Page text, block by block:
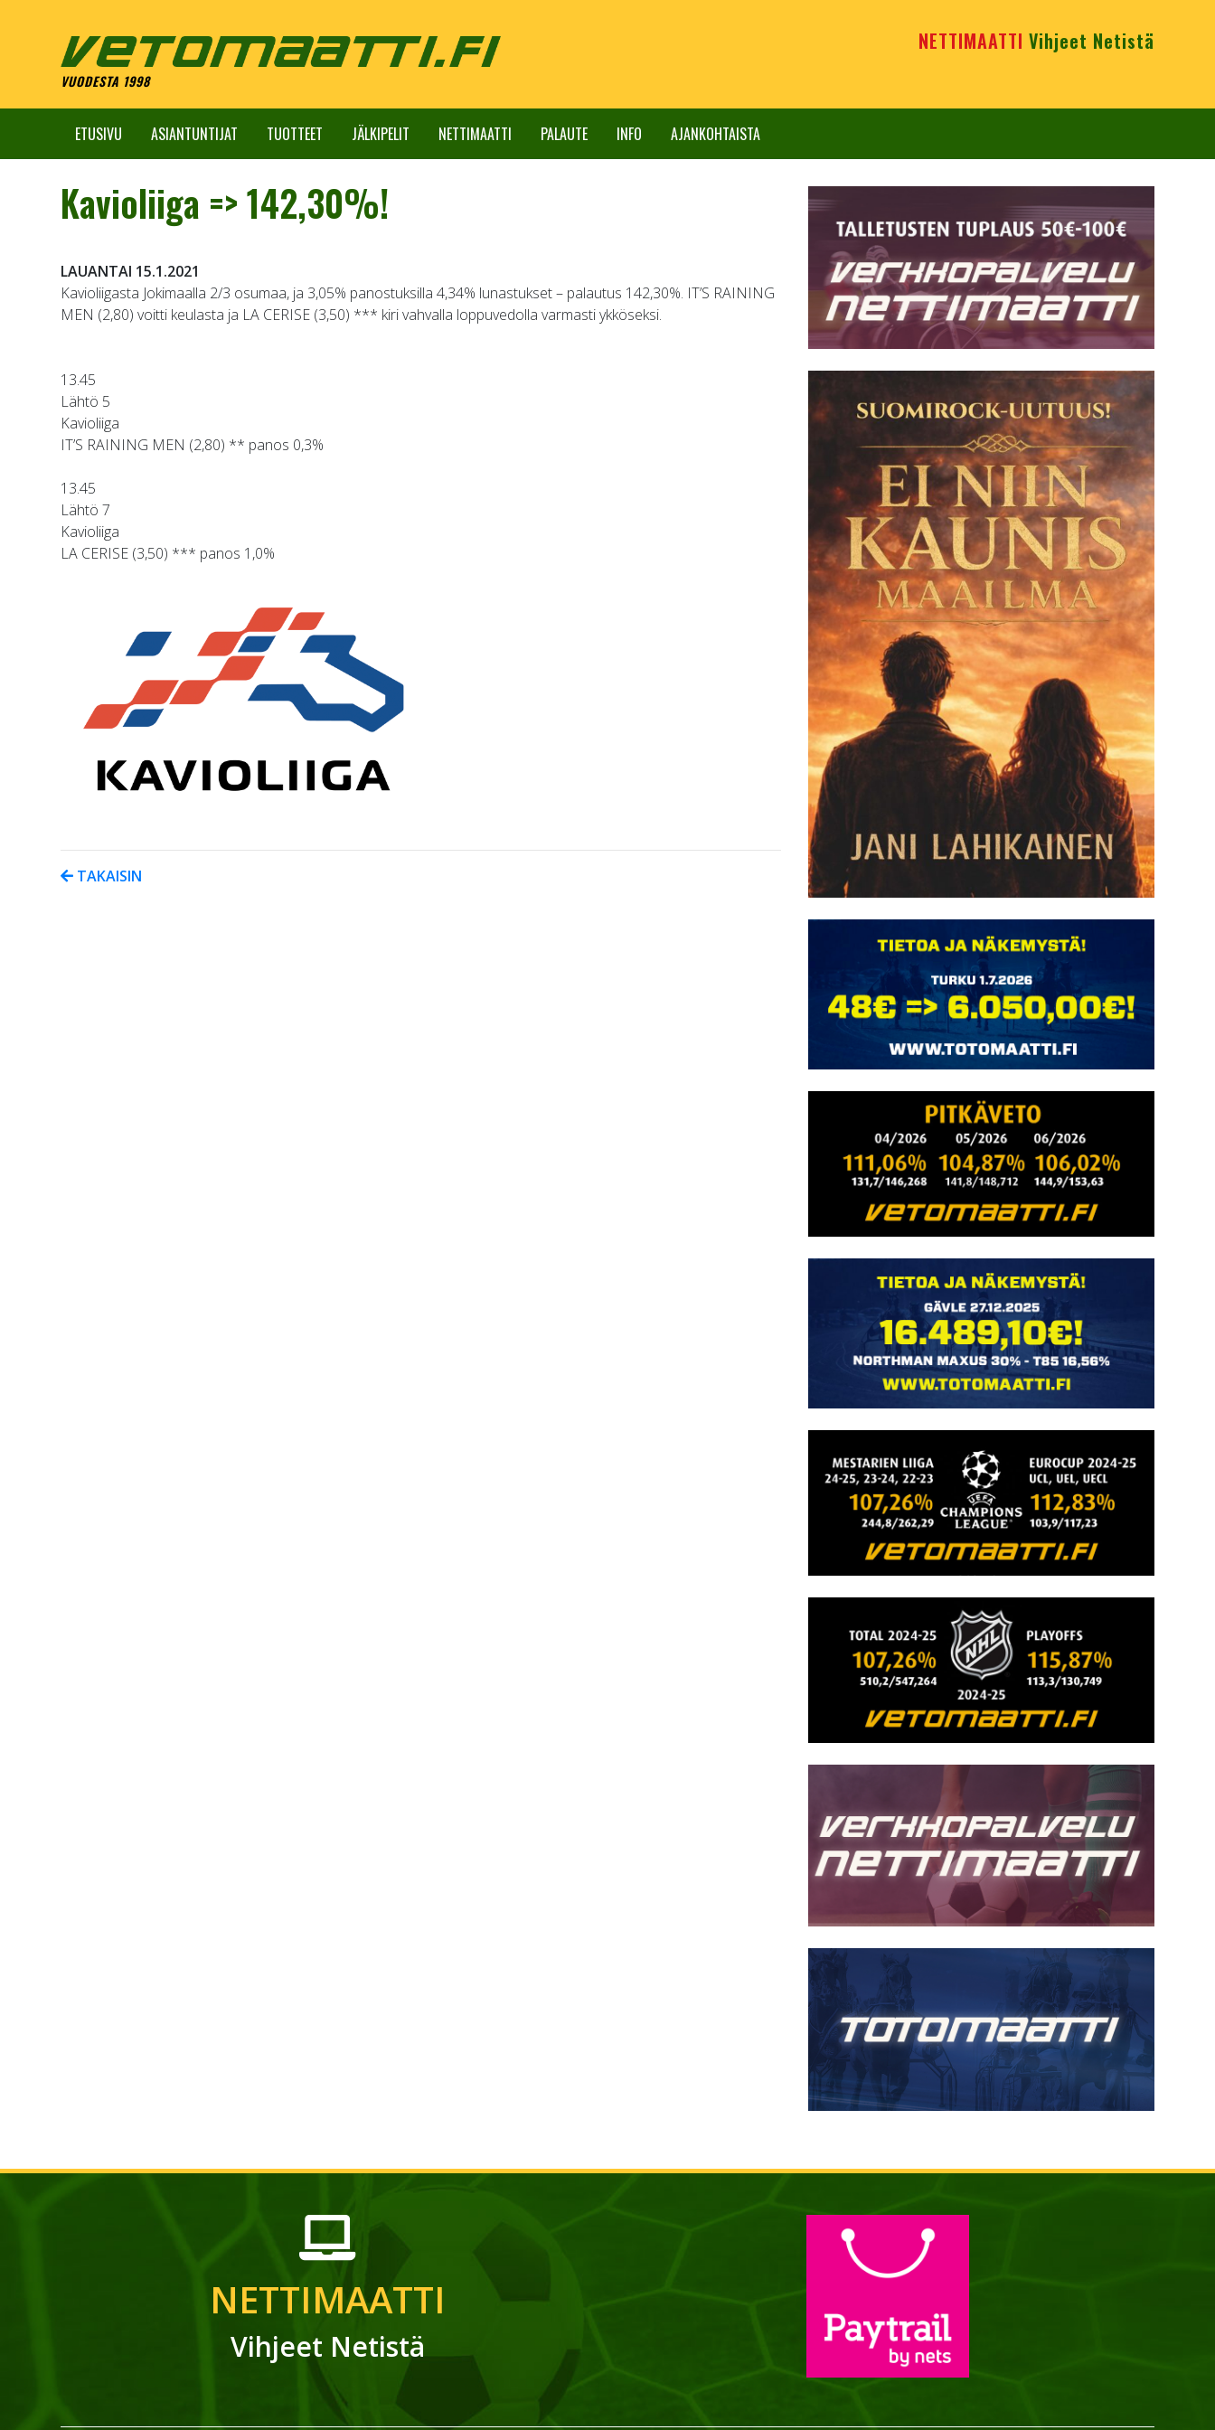
VUODESTA 1998
NETTIMAATTI Vihjeet Netistä
ETUSIVU ASIANTUNTIJAT TUOTTEET JÄLKIPELIT NETTIMAATTI PALAUTE INFO AJANKOHTAISTA
Kavioliiga => 142,30%!
LAUANTAI 15.1.2021
Kavioliigasta Jokimaalla 2/3 osumaa, ja 3,05% panostuksilla 4,34% lunastukset – palautus 142,30%. IT’S RAINING
MEN (2,80) voitti keulasta ja LA CERISE (3,50) *** kiri vahvalla loppuvedolla varmasti ykköseksi.
13.45
Lähtö 5
Kavioliiga
IT’S RAINING MEN (2,80) ** panos 0,3%
13.45
Lähtö 7
Kavioliiga
LA CERISE (3,50) *** panos 1,0%
TAKAISIN
NETTIMAATTI
Vihjeet Netistä